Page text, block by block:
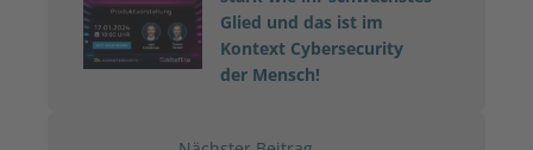
Glied und das ist im
Kontext Cybersecurity
der Mensch!